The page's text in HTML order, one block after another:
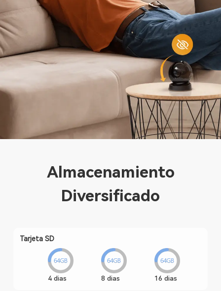
Almacenamiento
Diversificado
Tarjeta SD
4 dias 8 dias 16 dias